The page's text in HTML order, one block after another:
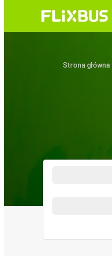
Strona główna